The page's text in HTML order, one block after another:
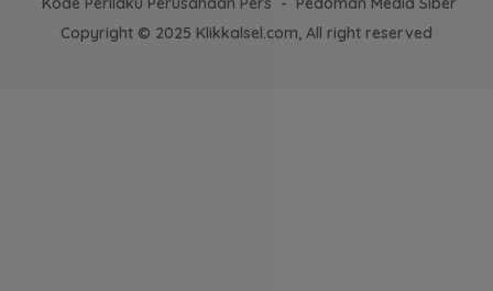
Copyright © 2025 Klikkalsel.com, All right reserved